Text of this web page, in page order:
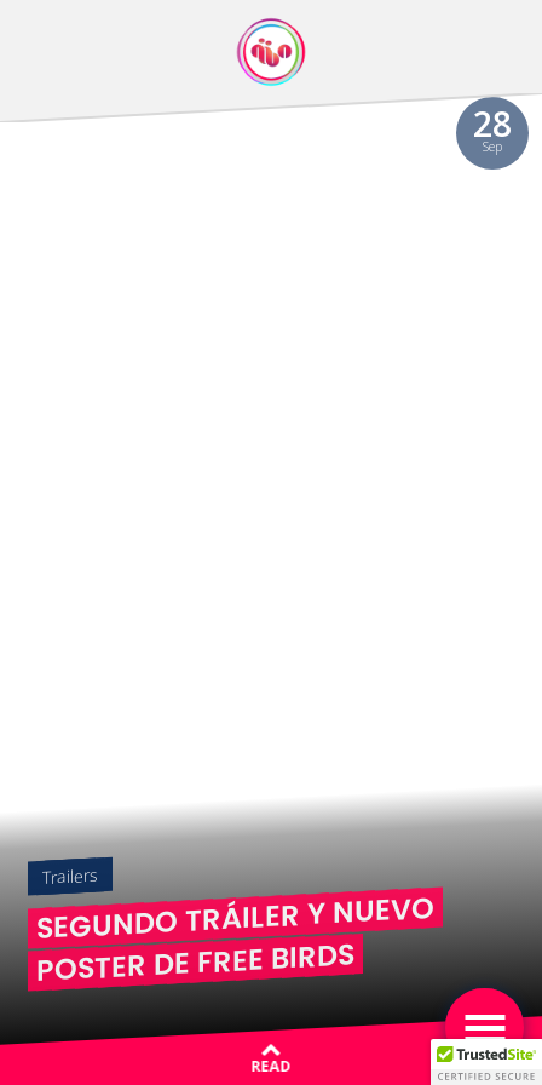
28
Sep
Trailers
SEGUNDO TRÁILER Y NUEVO
POSTER DE FREE BIRDS
READ